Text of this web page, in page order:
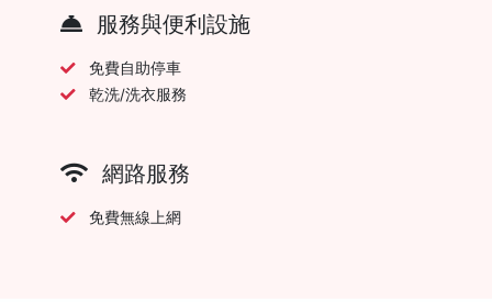
服務與便利設施
免費自助停車
乾洗/洗衣服務
網路服務
免費無線上網